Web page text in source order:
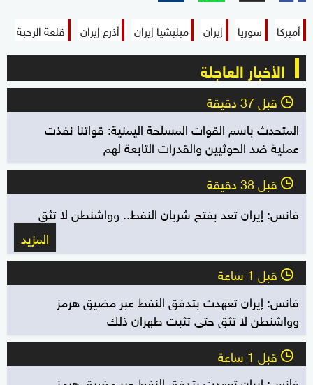
أميركا سوريا إيران ميليشيا إيران أذرع إيران قلعة الرحبة
الأخبار العاجلة
l قبل 37 دقيقة
المتحدث باسم القوات المسلحة اليمنية: قواتنا نفذت
عملية ضد الحوثيين والقدرات التابعة لهم
l قبل 38 دقيقة
فانس: إيران تعد بفتح شريان النفط.. وواشنطن لا تثق
المزيد
l قبل 1 ساعة
فانس: إيران تعهدت بتدفق النفط عبر مضيق هرمز
وواشنطن لا تثق حتى تثبت طهران ذلك
l قبل 1 ساعة